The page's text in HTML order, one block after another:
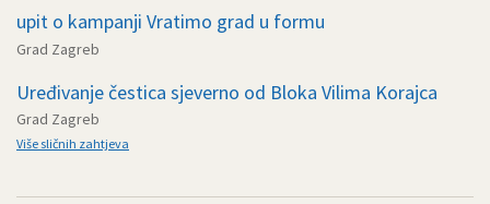
upit o kampanji Vratimo grad u formu
Grad Zagreb
Uređivanje čestica sjeverno od Bloka Vilima Korajca
Grad Zagreb
Više sličnih zahtjeva